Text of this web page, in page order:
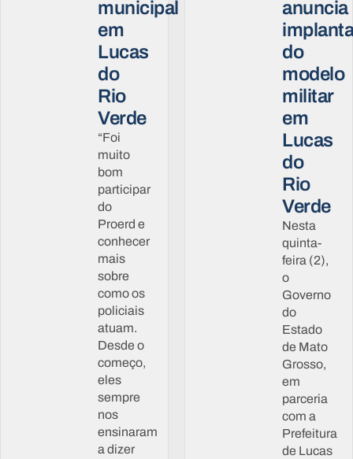
municipal
em
Lucas
do
Rio
Verde
“Foi
muito
bom
participar
do
Proerd e
conhecer
mais
sobre
como os
policiais
atuam.
Desde o
começo,
eles
sempre
nos
ensinaram
a dizer
anuncia
do
modelo
militar
em
Lucas
do
Rio
Verde
Nesta
quinta-
feira (2),
o
Governo
do
Estado
de Mato
Grosso,
em
parceria
com a
Prefeitura
de Lucas